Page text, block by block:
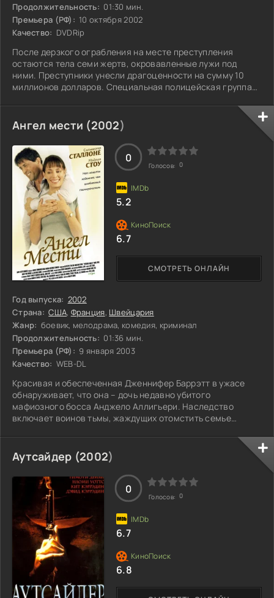
Продолжительность: 01:30 мин.
Премьера (РФ): 10 октября 2002
Качество: DVDRip
После дерзкого ограбления на месте преступления
остаются тела семи жертв, окровавленные лужи под
ними. Преступники унесли драгоценности на сумму 10
миллионов долларов. Специальная полицейская группа
которые знают больше, чем их коллеги. Их планы не
ограничиваются арестом: они хотят заполучить добычу
преступников для себя, но для этого им нужно сначала
выяснить, где она скрыта. Сможет ли кто-то из них
оставить своих напарников позади и взять всё
Ангел мести (2002)
Год выпуска: 2002
Страна: США, Франция, Швейцария
Жанр: боевик, мелодрама, комедия, криминал
Продолжительность: 01:36 мин.
Премьера (РФ): 9 января 2003
Качество: WEB-DL
Красивая и обеспеченная Дженнифер Баррэтт в ужасе
обнаруживает, что она – дочь недавно убитого
мафиозного босса Анджело Аллигьери. Наследство
включает воинов тьмы, жаждущих отомстить семье
который, не зная о её истинных намерениях, защищает её
от наёмных убийц. Однако Дженнифер не намерена
оставаться в стороне: её страсть к мести подталкивает
её к продумыванию хитроумного плана против тех, кто
лишил её отца жизни. Сможет ли она превратить боль
СМОТРЕТЬ ОНЛАЙН
0
Голосов: 0
5.2
6.7
Аутсайдер (2002)
0
Голосов: 0
6.7
6.8